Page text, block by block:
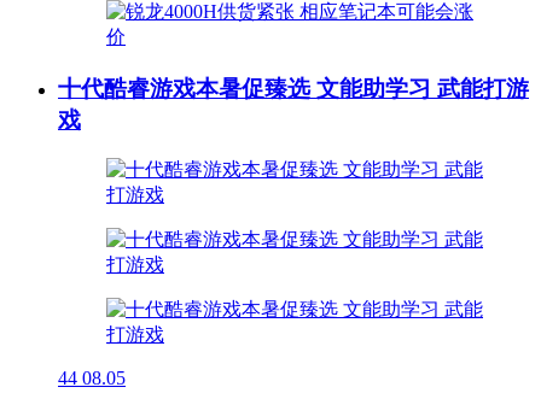
十代酷睿游戏本暑促臻选 文能助学习 武能打游
戏
44 08.05